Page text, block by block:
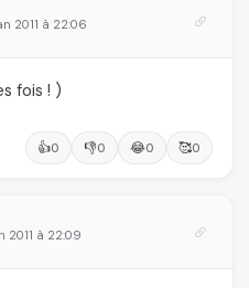
2011 à 22:06
fois ! )
👍0 👎0 😂0 🥰0
2011 à 22:09